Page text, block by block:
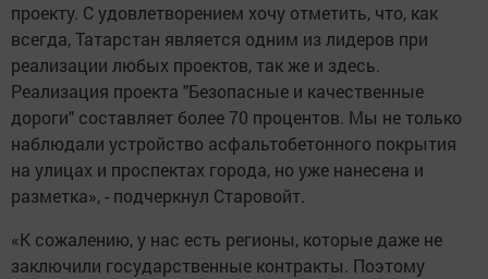
проекту. С удовлетворением хочу отметить, что, как
всегда, Татарстан является одним из лидеров при
реализации любых проектов, так же и здесь.
Реализация проекта "Безопасные и качественные
дороги" составляет более 70 процентов. Мы не только
наблюдали устройство асфальтобетонного покрытия
на улицах и проспектах города, но уже нанесена и
разметка», - подчеркнул Старовойт.
«К сожалению, у нас есть регионы, которые даже не
заключили государственные контракты. Поэтому